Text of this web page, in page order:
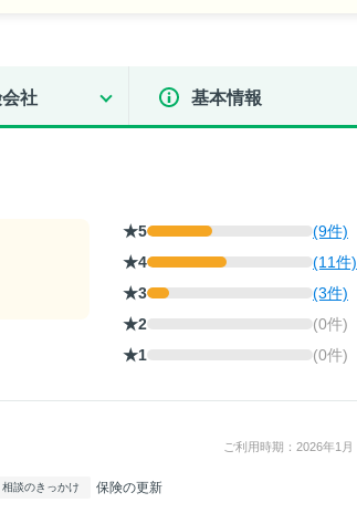
社 基本情報
★5
(9件)
★4
(11件)
★3
(3件)
★2
(0件)
★1
(0件)
ご利用時期：2026年1月
相談のきっかけ 保険の更新